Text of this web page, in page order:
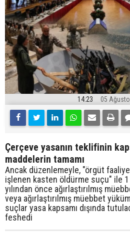
14:23 05
Çerçeve yasanın teklifinin
maddelerin tamamı
Ancak düzenlemeyle, "örgüt
işlenen kasten öldürme suçu" ile
yılından önce ağırlaştırılmış
veya ağırlaştırılmış müebbet
suçlar yasa kapsamı dışında
feshedi